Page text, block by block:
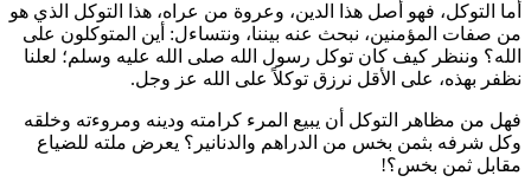
أما التوكل، فهو أصل هذا الدين، وعروة من عراه، هذا التوكل الذي هو
من صفات المؤمنين، نبحث عنه بيننا، ونتساءل: أين المتوكلون على
الله؟ وننظر كيف كان توكل رسول الله صلى الله عليه وسلم؛ لعلنا
نظفر بهذه، على الأقل نرزق توكلاً على الله عز وجل.
فهل من مظاهر التوكل أن يبيع المرء كرامته ودينه ومروءته وخلقه
وكل شرفه بثمن بخس من الدراهم والدنانير؟ يعرض ملته للضياع
مقابل ثمن بخس؟!